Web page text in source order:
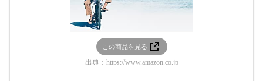
この商品を見る
出典： https://www.amazon.co.jp